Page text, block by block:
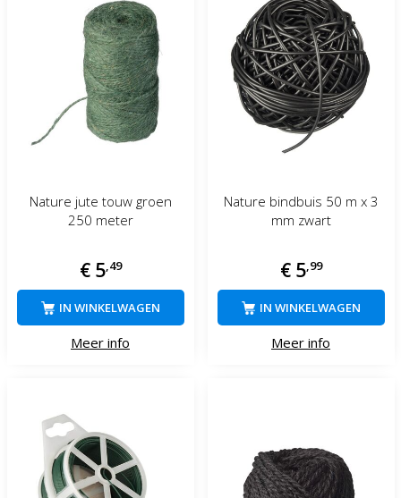
Nature jute touw groen
250 meter
€ 5,49
Meer info
IN WINKELWAGEN
Nature bindbuis 50 m x 3
mm zwart
€ 5,99
Meer info
IN WINKELWAGEN